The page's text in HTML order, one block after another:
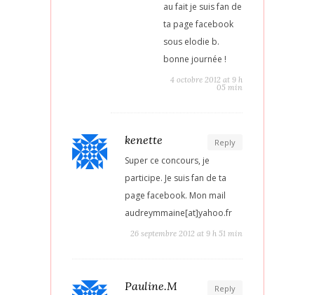
au fait je suis fan de
ta page facebook
sous elodie b.
bonne journée !
4 octobre 2012 at 9 h
05 min
Reply
kenette
Super ce concours, je
participe. Je suis fan de ta
page facebook. Mon mail
audreymmaine[at]yahoo.fr
26 septembre 2012 at 9 h 51 min
Reply
Pauline.M